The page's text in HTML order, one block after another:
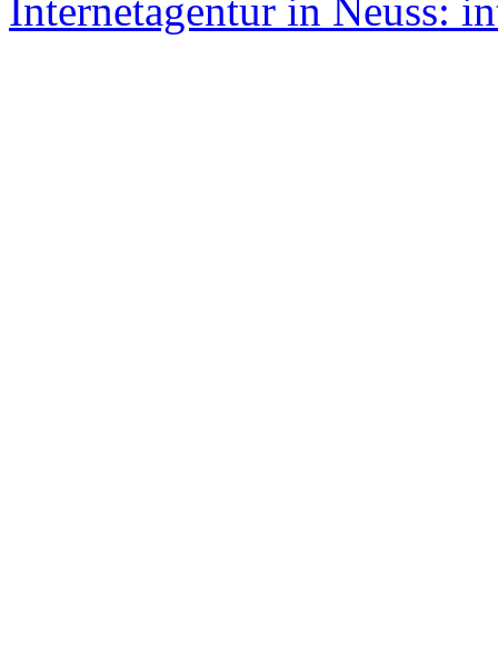
Internetagentur in Neuss: